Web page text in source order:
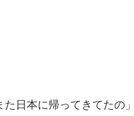
日本に帰ってきてたの